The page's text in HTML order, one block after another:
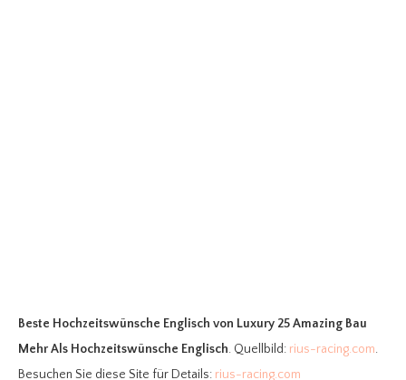
Beste Hochzeitswünsche Englisch von Luxury 25 Amazing Bau
Mehr Als Hochzeitswünsche Englisch. Quellbild: rius-racing.com.
Besuchen Sie diese Site für Details: rius-racing.com